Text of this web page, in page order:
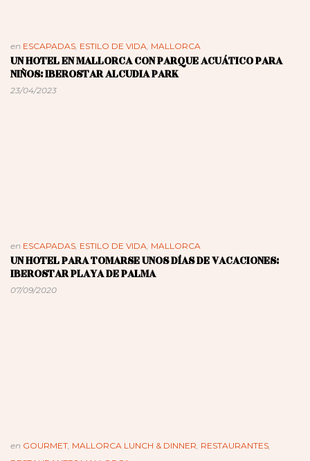
en ESCAPADAS ESTILO DE VIDA MALLORCA
UN HOTEL EN MALLORCA CON PARQUE ACUÁTICO PARA
NIÑOS: IBEROSTAR ALCUDIA PARK
23/04/2023
en ESCAPADAS ESTILO DE VIDA MALLORCA
UN HOTEL PARA TOMARSE UNOS DÍAS DE VACACIONES:
IBEROSTAR PLAYA DE PALMA
07/09/2020
en GOURMET MALLORCA LUNCH & DINNER RESTAURANTES